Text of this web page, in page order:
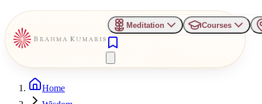
Meditation Courses
Home